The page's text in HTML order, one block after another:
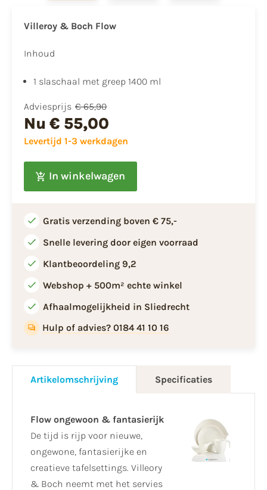
Villeroy & Boch Flow
Inhoud
1 slaschaal met greep 1400 ml
Adviesprijs € 65,90
Nu € 55,00
Levertijd 1-3 werkdagen
In winkelwagen
Gratis verzending boven € 75,-
Snelle levering door eigen voorraad
Klantbeoordeling 9,2
Webshop + 500m² echte winkel
Afhaalmogelijkheid in Sliedrecht
Hulp of advies? 0184 41 10 16
Artikelomschrijving Specificaties
Flow ongewoon & fantasierijk
De tijd is rijp voor nieuwe,
ongewone, fantasierijke en
creatieve tafelsettings. Villeory
& Boch neemt met het servies